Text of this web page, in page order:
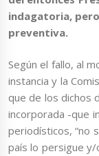
indagatoria,
preventiva.
Según el fallo, al
instancia y la
que de los dichos
incorporada -que
periodísticos, “no
país lo persigue y/